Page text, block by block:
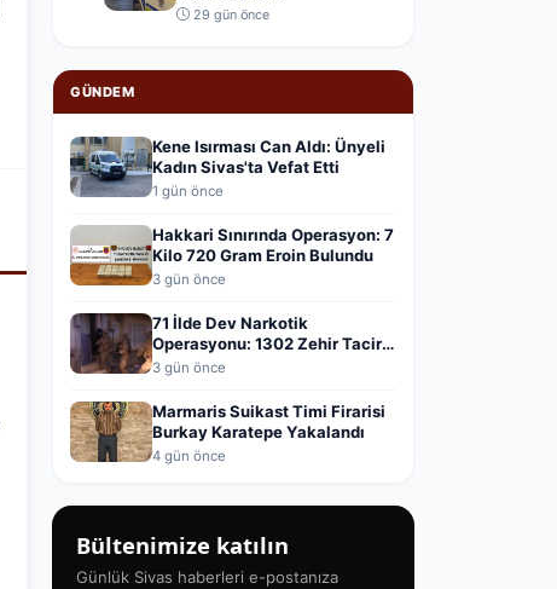
29 gün önce
GÜNDEM
Kene Isırması Can Aldı: Ünyeli
Kadın Sivas'ta Vefat Etti
1 gün önce
Hakkari Sınırında Operasyon: 7
Kilo 720 Gram Eroin Bulundu
3 gün önce
71 İlde Dev Narkotik
Operasyonu: 1302 Zehir Taciri
Yakalandı
3 gün önce
Marmaris Suikast Timi Firarisi
Burkay Karatepe Yakalandı
4 gün önce
Bültenimize katılın
Günlük Sivas haberleri e-postanıza